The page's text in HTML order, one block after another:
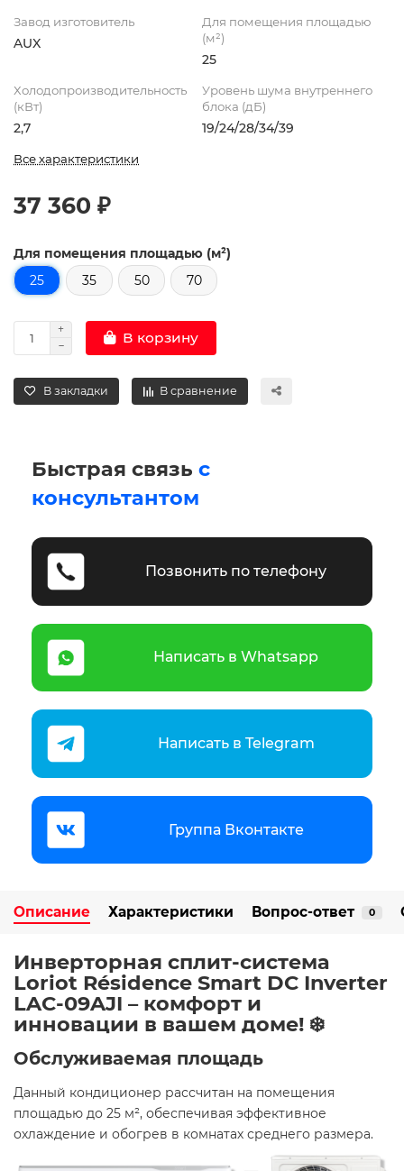
Завод изготовитель
AUX
Для помещения площадью
(м²)
25
Холодопроизводительность
(кВт)
2,7
Уровень шума внутреннего
блока (дБ)
19/24/28/34/39
Все характеристики
37 360 ₽
Для помещения площадью (м²)
25
35 50 70
В корзину
В закладки В сравнение
Быстрая связь с
консультантом
Позвонить по телефону
Написать в Whatsapp
Написать в Telegram
Группа Вконтакте
Описание Характеристики Вопрос-ответ 0
Инверторная сплит-система
Loriot Résidence Smart DC Inverter
LAC-09AJI – комфорт и
инновации в вашем доме! ❄️
Обслуживаемая площадь
Данный кондиционер рассчитан на помещения
площадью до 25 м², обеспечивая эффективное
охлаждение и обогрев в комнатах среднего размера. ​